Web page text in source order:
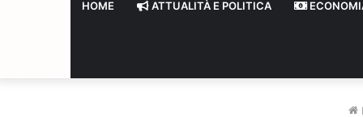
HOME ATTUALITÀ E POLITICA